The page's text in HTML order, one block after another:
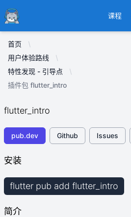
Ducafecat 课程
首页
用户体验路线
特性发现 - 引导点
插件包 flutter_intro
flutter_intro
pub.dev Github Issues
安装
flutter pub add flutter_intro
简介